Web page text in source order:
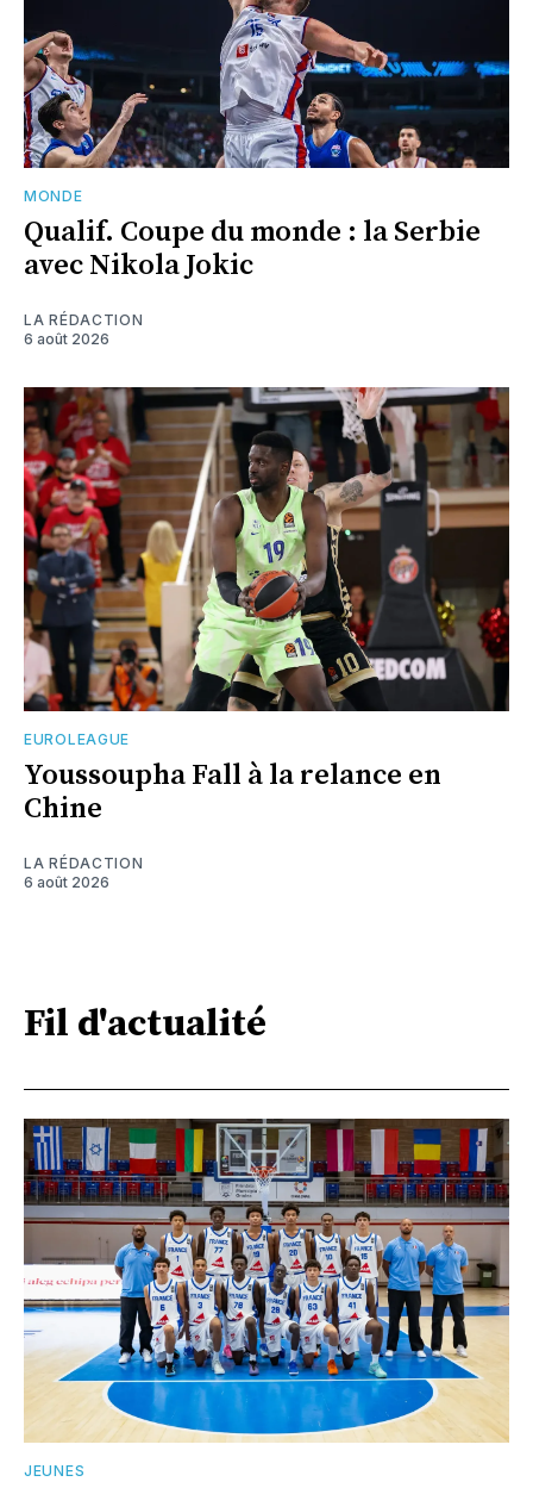
MONDE
Qualif. Coupe du monde : la Serbie
avec Nikola Jokic
LA RÉDACTION
6 août 2026
EUROLEAGUE
Youssoupha Fall à la relance en
Chine
LA RÉDACTION
6 août 2026
Fil d'actualité
JEUNES